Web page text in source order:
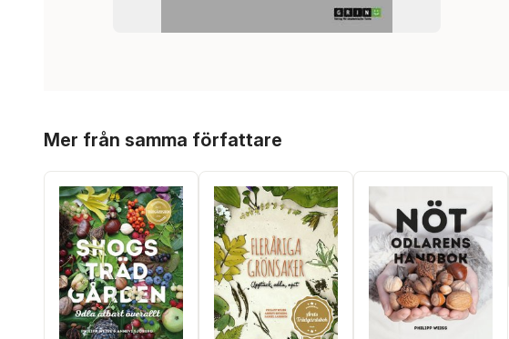
Mer från samma författare